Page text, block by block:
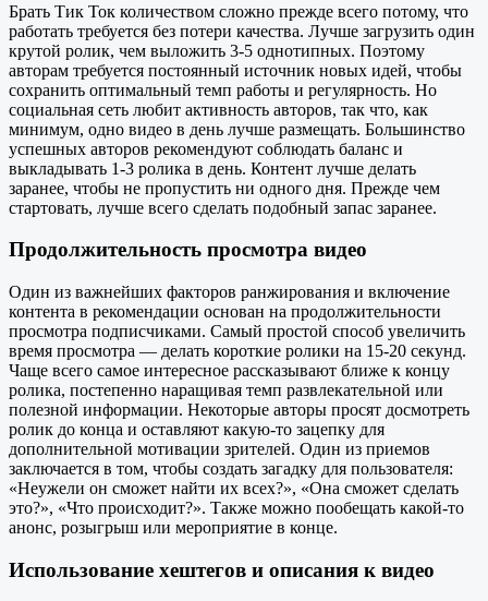
Брать Тик Ток количеством сложно прежде всего потому, что
работать требуется без потери качества. Лучше загрузить один
крутой ролик, чем выложить 3-5 однотипных. Поэтому
авторам требуется постоянный источник новых идей, чтобы
сохранить оптимальный темп работы и регулярность. Но
социальная сеть любит активность авторов, так что, как
минимум, одно видео в день лучше размещать. Большинство
успешных авторов рекомендуют соблюдать баланс и
выкладывать 1-3 ролика в день. Контент лучше делать
заранее, чтобы не пропустить ни одного дня. Прежде чем
стартовать, лучше всего сделать подобный запас заранее.
Продолжительность просмотра видео
Один из важнейших факторов ранжирования и включение
контента в рекомендации основан на продолжительности
просмотра подписчиками. Самый простой способ увеличить
время просмотра — делать короткие ролики на 15-20 секунд.
Чаще всего самое интересное рассказывают ближе к концу
ролика, постепенно наращивая темп развлекательной или
полезной информации. Некоторые авторы просят досмотреть
ролик до конца и оставляют какую-то зацепку для
дополнительной мотивации зрителей. Один из приемов
заключается в том, чтобы создать загадку для пользователя:
«Неужели он сможет найти их всех?», «Она сможет сделать
это?», «Что происходит?». Также можно пообещать какой-то
анонс, розыгрыш или мероприятие в конце.
Использование хештегов и описания к видео